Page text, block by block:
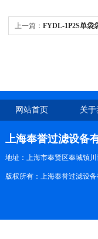
上一篇： FYDL-1P2S单袋
网站首页 关
上海奉誉过滤设备
地址：上海市奉贤区奉城镇川
版权所有：上海奉誉过滤设